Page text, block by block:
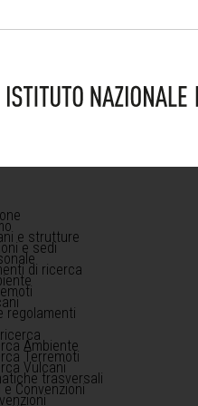
e strutture
e sedi
di ricerca
regolamenti
Ambiente
Terremoti
Vulcani
trasversali
Convenzioni